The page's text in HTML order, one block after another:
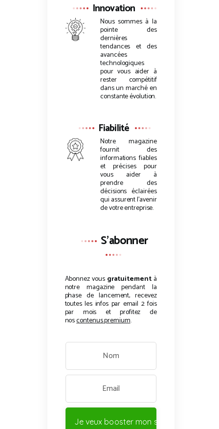
Innovation
Nous sommes à la
pointe des
dernières
tendances et des
avancées
technologiques
pour vous aider à
rester compétitif
dans un marché en
constante évolution.
Fiabilité
Notre magazine
fournit des
informations fiables
et précises pour
vous aider à
prendre des
décisions éclairées
qui assurent l’avenir
de votre entreprise.
S'abonner
Abonnez vous gratuitementà
notre magazine pendant la
phase de lancement, recevez
toutes les infos par email 2 fois
par mois et profitez de
noscontenus premium.
Je veux booster mon site !